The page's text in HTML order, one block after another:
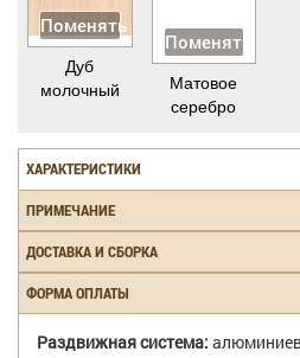
Поменять
Дуб
молочный
Поменять
Матовое
серебро
ХАРАКТЕРИСТИКИ
ПРИМЕЧАНИЕ
ДОСТАВКА И СБОРКА
ФОРМА ОПЛАТЫ
Раздвижная система: